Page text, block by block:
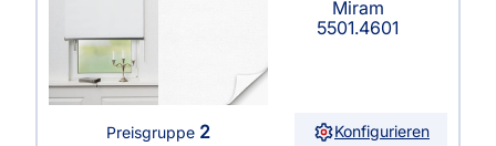
Miram
5501.4601
Preisgruppe 2 Konfigurieren